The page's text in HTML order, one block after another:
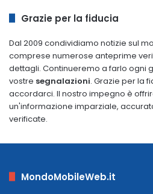
Grazie per la fiducia
Dal 2009 condividiamo notizie sul
comprese numerose anteprime
dettagli. Continueremo a farlo ogni
vostre segnalazioni. Grazie per la
accordarci. Il nostro impegno è
un'informazione imparziale,
verificate.
MondoMobileWeb.it